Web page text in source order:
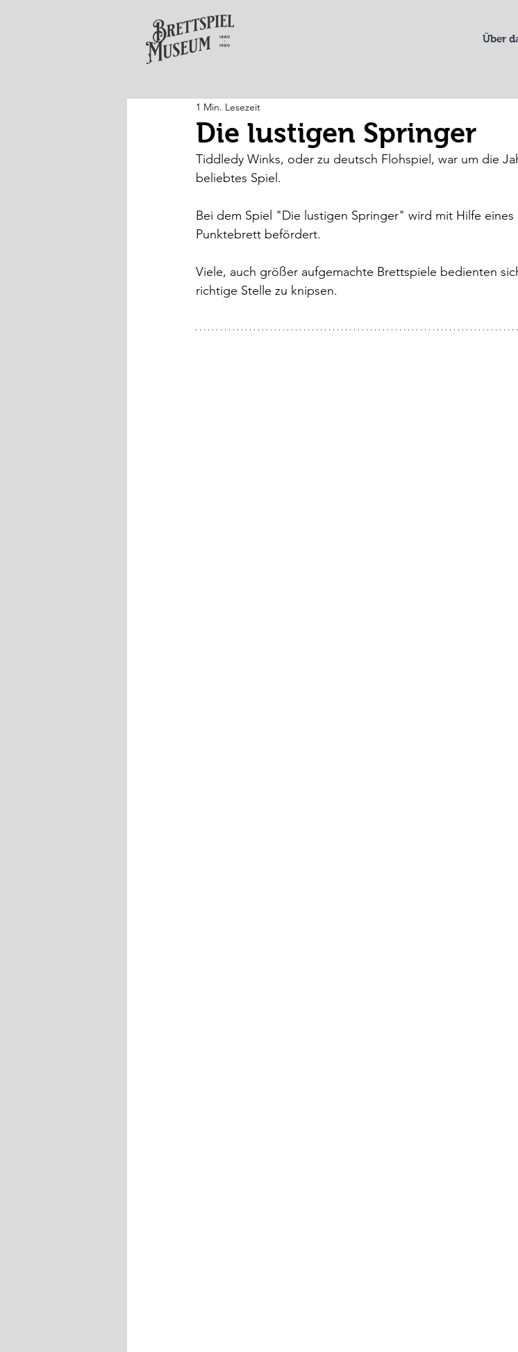
Über
Die lustigen Springer
1 Min. Lesezeit
Tiddledy Winks, oder zu deutsch Flohspiel, war um die
beliebtes Spiel.
Bei dem Spiel "Die lustigen Springer" wird mit Hilfe
Punktebrett befördert.
Viele, auch größer aufgemachte Brettspiele bedienten
richtige Stelle zu knipsen.